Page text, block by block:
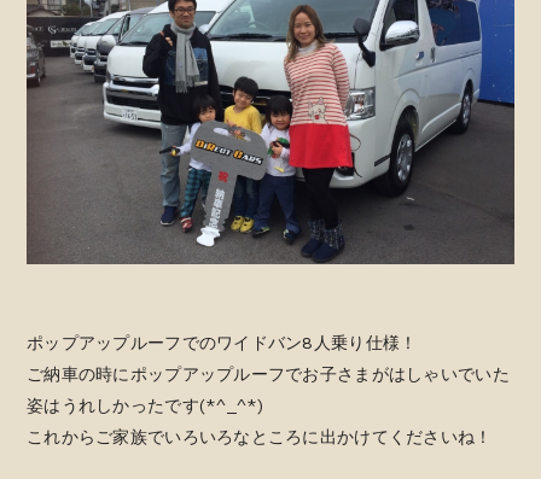
ポップアップルーフでのワイドバン8人乗り仕様！
ご納車の時にポップアップルーフでお子さまがはしゃいでいた
姿はうれしかったです(*^_^*)
これからご家族でいろいろなところに出かけてくださいね！